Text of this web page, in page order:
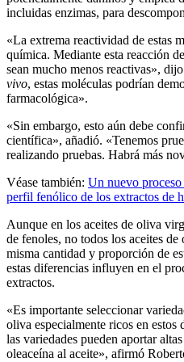
incluidas enzimas, para
«La extrema reac­ti­vi­dad de estas
quí­mica. Mediante esta reac­ción
sean mucho menos reac­tivas»,
vivo, estas moléculas podrían
farmacológica».
«Sin embargo, esto aún debe
científica», añadió. «Tenemos
realizando pruebas. Habrá más
Véase también: Un nuevo
perfil fenólico de los extractos de
Aunque en los aceites de oliva
de fenoles, no todos los aceites
misma cantidad y proporción de
estas diferencias influyen en el
extractos.
«Es importante seleccionar
oliva especialmente ricos en estos
las variedades pueden aportar
oleaceína al aceite», afirmó